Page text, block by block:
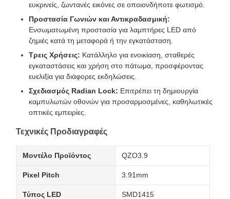
ευκρινείς, ζωντανές εικόνες σε οποιονδήποτε φωτισμό.
Προστασία Γωνιών και Αντικραδασμική:
Ενσωματωμένη προστασία για λαμπτήρες LED από
ζημιές κατά τη μεταφορά ή την εγκατάσταση.
Τρεις Χρήσεις: Κατάλληλο για ενοικίαση, σταθερές
εγκαταστάσεις και χρήση στο πάτωμα, προσφέροντας
ευελιξία για διάφορες εκδηλώσεις.
Σχεδιασμός Radian Lock: Επιτρέπει τη δημιουργία
καμπυλωτών οθονών για προσαρμοσμένες, καθηλωτικές
οπτικές εμπειρίες.
Τεχνικές Προδιαγραφές
Μοντέλο Προϊόντος QZO3.9
Pixel Pitch 3.91mm
Τύπος LED SMD1415